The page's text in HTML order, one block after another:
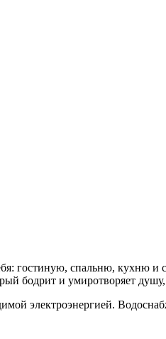
гостиную, спальню, кухню и
бодрит и умиротворяет
электроэнергией.